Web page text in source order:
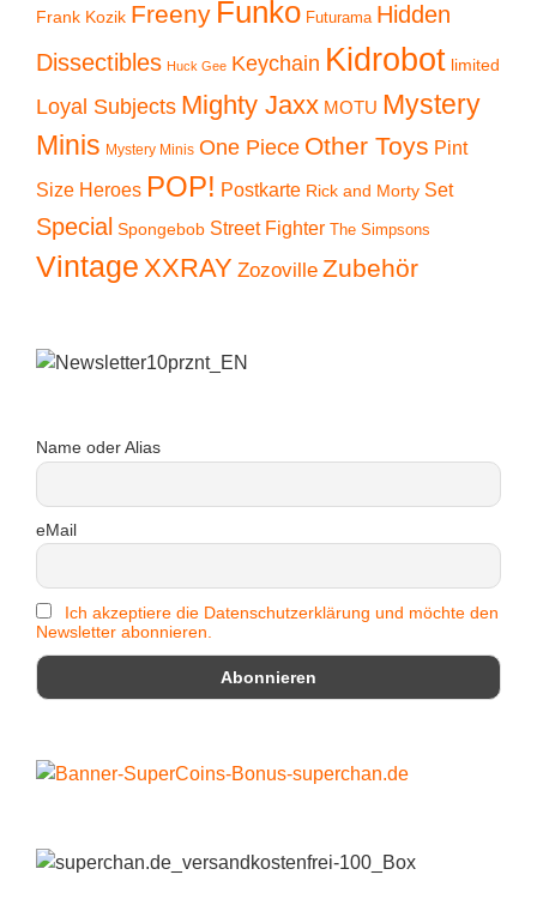
Frank Kozik Freeny Funko Futurama Hidden
Dissectibles Huck Gee Keychain Kidrobot limited
Loyal Subjects Mighty Jaxx MOTU Mystery
Minis Mystery Minis One Piece Other Toys Pint
Size Heroes POP! Postkarte Rick and Morty Set
Special Spongebob Street Fighter The Simpsons
Vintage XXRAY Zozoville Zubehör
Name oder Alias
eMail
Ich akzeptiere die Datenschutzerklärung und möchte den
Newsletter abonnieren.